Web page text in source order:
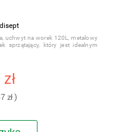
uchwyt na worek 120L, metalowy
sprzątający, który jest idealnym
zł)